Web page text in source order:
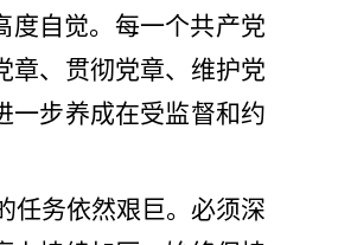
度自觉。每一个共产党
章、贯彻党章、维护党
一步养成在受监督和约
任务依然艰巨。必须深